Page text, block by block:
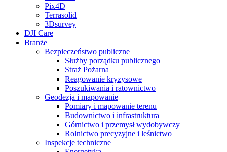
Pix4D
Terrasolid
3Dsurvey
DJI Care
Branże
Bezpieczeństwo publiczne
Służby porządku publicznego
Straż Pożarna
Reagowanie kryzysowe
Poszukiwania i ratownictwo
Geodezja i mapowanie
Pomiary i mapowanie terenu
Budownictwo i infrastruktura
Górnictwo i przemysł wydobywczy
Rolnictwo precyzyjne i leśnictwo
Inspekcje techniczne